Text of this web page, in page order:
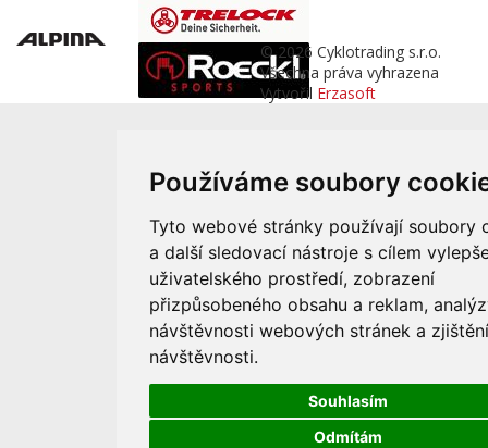
Používáme soubory
Tyto webové stránky používají soubory
a další sledovací nástroje s cílem
uživatelského prostředí, zobrazení
přizpůsobeného obsahu a reklam,
návštěvnosti webových stránek a
návštěvnosti.
Souhlasím
Odmítám
© 2026 Cyklotrading s.r.o.
Všechna práva vyhrazena
Vytvořil Erzasoft